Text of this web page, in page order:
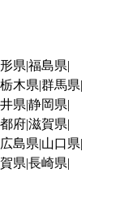
県 福島県
栃木県 群馬県
県 静岡県
府滋賀県
広島県 山口県
県 長崎県